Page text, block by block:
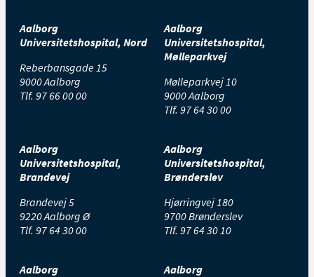
Aalborg
Universitetshospital, Nord
Reberbansgade 15
9000 Aalborg
Tlf. 97 66 00 00
Aalborg
Universitetshospital,
Mølleparkvej
Mølleparkvej 10
9000 Aalborg
Tlf. 97 64 30 00
Aalborg
Universitetshospital,
Brandevej
Brandevej 5
9220 Aalborg Ø
Tlf. 97 64 30 00
Aalborg
Universitetshospital,
Brønderslev
Hjørringvej 180
9700 Brønderslev
Tlf. 97 64 30 10
Aalborg
Aalborg